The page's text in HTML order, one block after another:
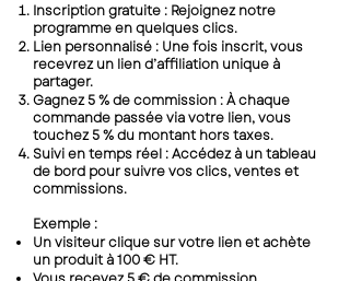
Inscription gratuite : Rejoignez notre
programme en quelques clics.
Lien personnalisé : Une fois inscrit, vous
recevrez un lien d’affiliation unique à
partager.
Gagnez 5 % de commission : À chaque
commande passée via votre lien, vous
touchez 5 % du montant hors taxes.
Suivi en temps réel : Accédez à un tableau
de bord pour suivre vos clics, ventes et
commissions.
Exemple :
Un visiteur clique sur votre lien et achète
un produit à 100 € HT.